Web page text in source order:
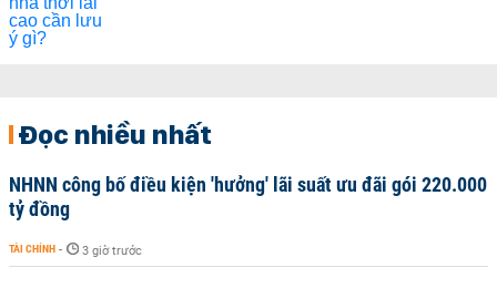
Đọc nhiều nhất
NHNN công bố điều kiện 'hưởng' lãi suất ưu đãi gói 220.000
tỷ đồng
TÀI CHÍNH - 3 giờ trước